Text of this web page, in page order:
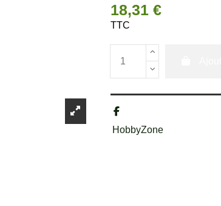
18,31 €
TTC
HobbyZone